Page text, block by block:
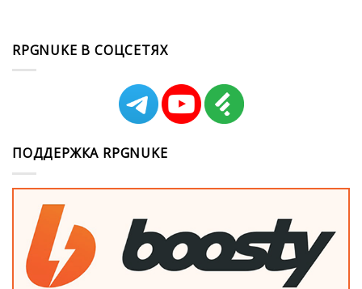
RPGNUKE В СОЦСЕТЯХ
ПОДДЕРЖКА RPGNUKE